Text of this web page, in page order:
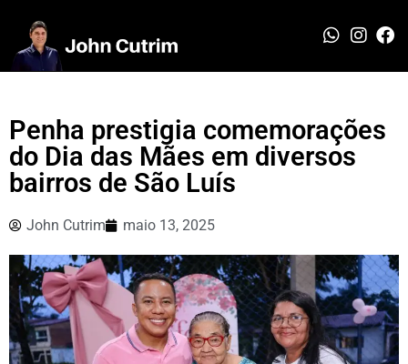
Penha prestigia comemorações
do Dia das Mães em diversos
bairros de São Luís
John Cutrim maio 13, 2025